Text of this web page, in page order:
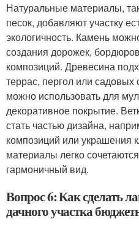
Натуральные материалы,
песок, добавляют участку
экологичность. Камень
создания дорожек,
композиций. Древесина
террас, пергол или садовых
можно использовать для
декоративное покрытие.
стать частью дизайна,
композиций или украшения
материалы легко
гармоничный вид.
Вопрос 6: Как сделать
дачного участка